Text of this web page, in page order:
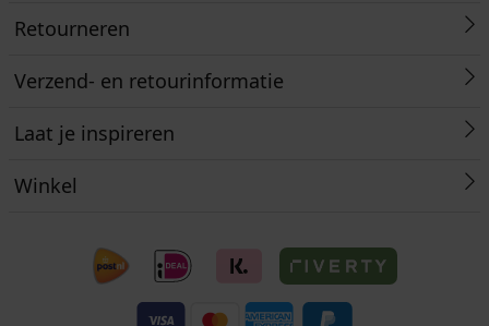
Retourneren
Verzend- en retourinformatie
Laat je inspireren
Winkel